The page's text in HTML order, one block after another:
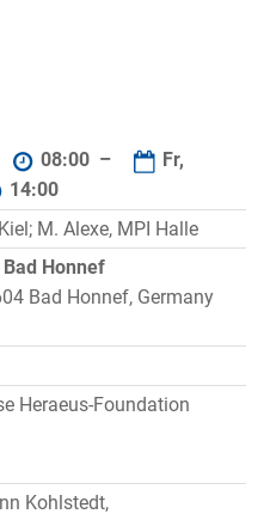
08:00 –
Fr,
14:00
M. Alexe, MPI Halle
Honnef
Bad Honnef, Germany
Heraeus-Foundation
Kohlstedt,